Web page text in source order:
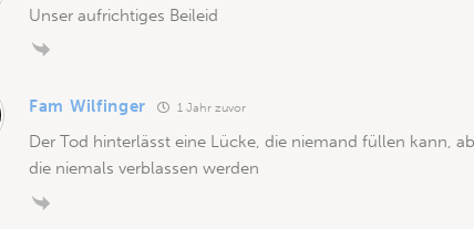
Unser aufrichtiges Beileid
Fam Wilfinger 1 Jahr zuvor
Der Tod hinterlässt eine Lücke, die niemand füllen kann,
die niemals verblassen werden